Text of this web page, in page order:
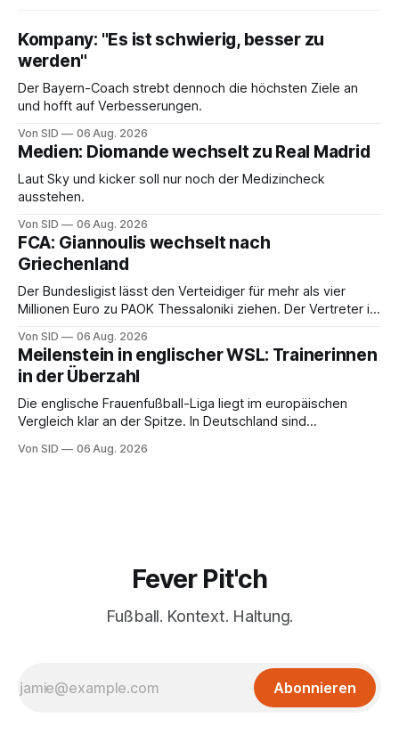
Kompany: "Es ist schwierig, besser zu
werden"
Der Bayern-Coach strebt dennoch die höchsten Ziele an
und hofft auf Verbesserungen.
Von SID 06 Aug. 2026
Medien: Diomande wechselt zu Real Madrid
Laut Sky und kicker soll nur noch der Medizincheck
ausstehen.
Von SID 06 Aug. 2026
FCA: Giannoulis wechselt nach
Griechenland
Der Bundesligist lässt den Verteidiger für mehr als vier
Millionen Euro zu PAOK Thessaloniki ziehen. Der Vertreter ist
Von SID 06 Aug. 2026
Meilenstein in englischer WSL: Trainerinnen
in der Überzahl
Die englische Frauenfußball-Liga liegt im europäischen
Vergleich klar an der Spitze. In Deutschland sind
Von SID 06 Aug. 2026
Fever Pit'ch
Fußball. Kontext. Haltung.
Abonnieren